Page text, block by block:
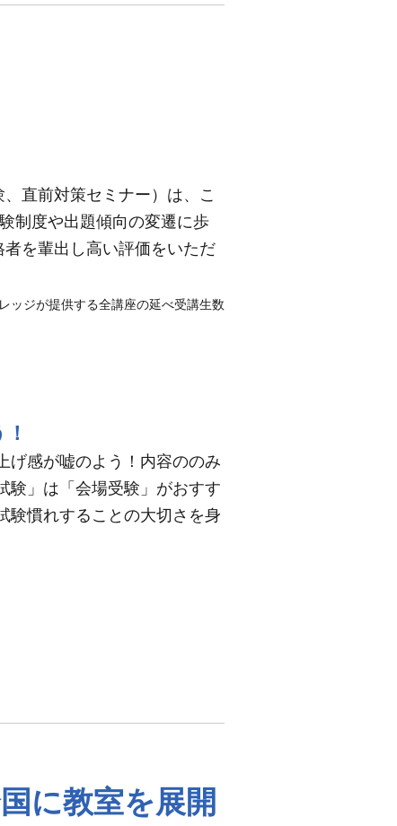
直前対策セミナー）は、こ
制度や出題傾向の変遷に歩
を輩出し高い評価をいただ
ッジが提供する全講座の延べ受講生数
げ感が嘘のよう！内容ののみ
験」は「会場受験」がおすす
験慣れすることの大切さを身
に教室を展開